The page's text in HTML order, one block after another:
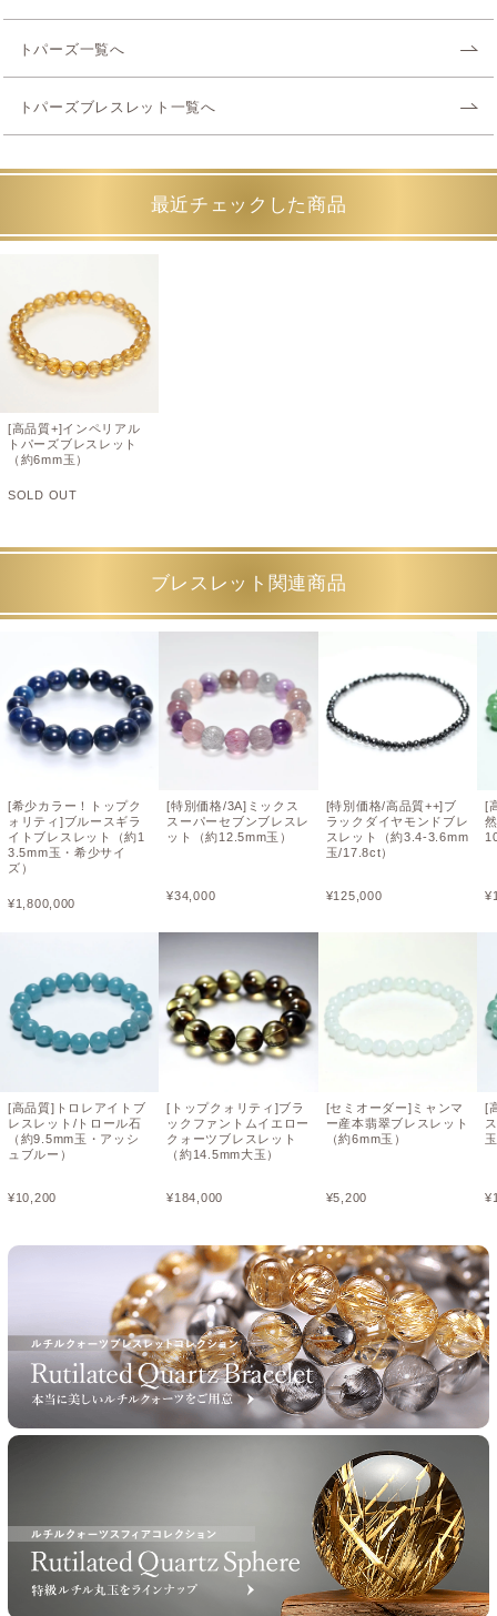
トパーズ一覧へ
トパーズブレスレット一覧へ
最近チェックした商品
[高品質+]インペリアル
トパーズブレスレット
（約6mm玉）
SOLD OUT
ブレスレット関連商品
[希少カラー！トップク
ォリティ]ブルースギラ
イトブレスレット（約1
3.5mm玉・希少サイ
ズ）
¥1,800,000
[高品質]トロレアイトブ
レスレット/トロール石
（約9.5mm玉・アッシ
ュブルー）
¥10,200
[特別価格/3A]ミックス
スーパーセブンブレスレ
ット（約12.5mm玉）
¥34,000
[トップクォリティ]ブラ
ックファントムイエロー
クォーツブレスレット
（約14.5mm大玉）
¥184,000
[特別価格/高品質++]ブ
ラックダイヤモンドブレ
スレット（約3.4-3.6mm
玉/17.8ct）
¥125,000
[セミオーダー]ミャンマ
ー産本翡翠ブレスレット
（約6mm玉）
¥5,200
[
¥
[
¥